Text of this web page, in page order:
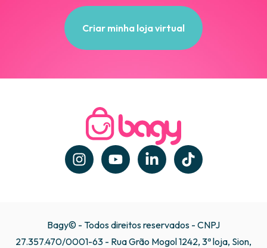
Criar minha loja virtual
Bagy© - Todos direitos reservados - CNPJ
27.357.470/0001-63 - Rua Grão Mogol 1242, 3ª loja, Sion,